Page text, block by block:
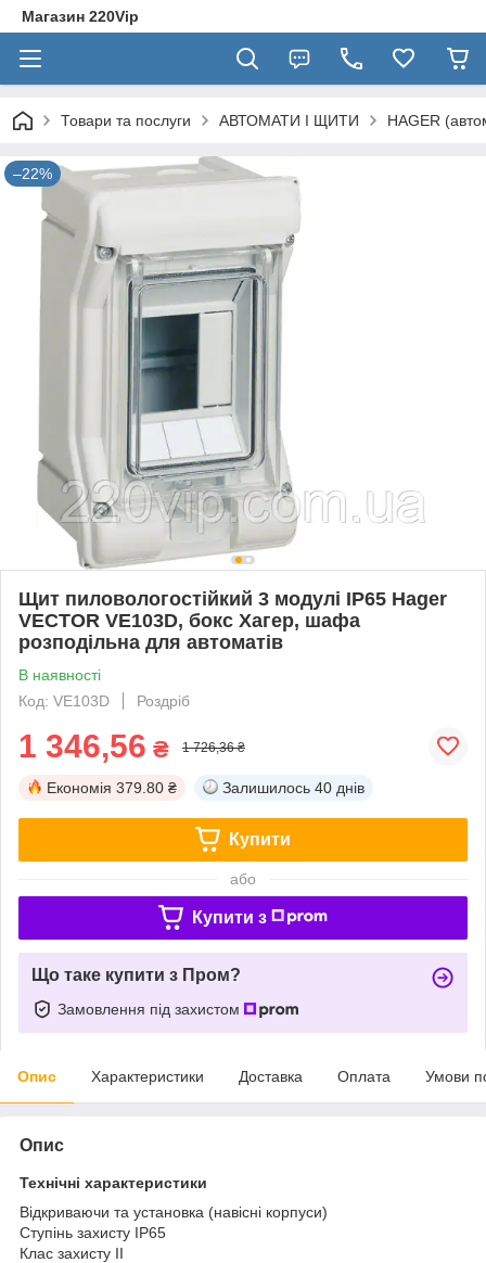
Магазин 220Vip
Товари та послуги АВТОМАТИ І ЩИТИ HAGER
–22%
Щит пиловологостійкий 3 модулі IP65 Hager
VECTOR VE103D, бокс Хагер, шафа
розподільна для автоматів
В наявності
Код: VE103D
Роздріб
1 346,56 ₴ 1 726,36 ₴
Економія 379.80 ₴ Залишилось 40 днів
Купити
або
Купити з
Що таке купити з Пром?
Замовлення під захистом
Опис Характеристики Доставка Оплата Умови
Опис
Технічні характеристики
Відкриваючи та установка (навісні корпуси)
Ступінь захисту IP65
Клас захисту II